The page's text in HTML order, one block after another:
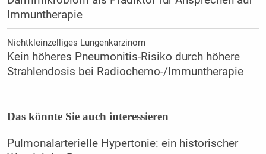
Immuntherapie
Nichtkleinzelliges Lungenkarzinom
Kein höheres Pneumonitis-Risiko durch höhere
Strahlendosis bei Radiochemo-/Immuntherapie
Das könnte Sie auch interessieren
Pulmonalarterielle Hypertonie: ein historischer